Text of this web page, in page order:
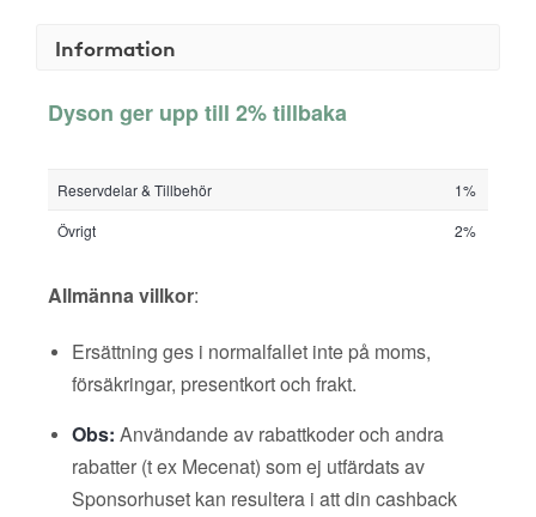
Information
Dyson ger upp till 2% tillbaka
Reservdelar & Tillbehör
1%
Övrigt
2%
Allmänna villkor:
Ersättning ges i normalfallet inte på moms,
försäkringar, presentkort och frakt.
Obs: Användande av rabattkoder och andra
rabatter (t ex Mecenat) som ej utfärdats av
Sponsorhuset kan resultera i att din cashback